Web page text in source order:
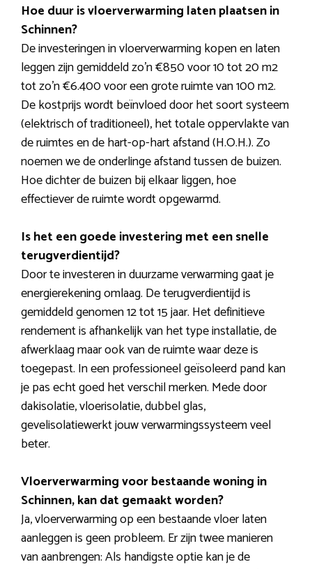
Hoe duur is vloerverwarming laten plaatsen in
Schinnen?
De investeringen in vloerverwarming kopen en laten
leggen zijn gemiddeld zo’n €850 voor 10 tot 20 m2
tot zo’n €6.400 voor een grote ruimte van 100 m2.
De kostprijs wordt beïnvloed door het soort systeem
(elektrisch of traditioneel), het totale oppervlakte van
de ruimtes en de hart-op-hart afstand (H.O.H.). Zo
noemen we de onderlinge afstand tussen de buizen.
Hoe dichter de buizen bij elkaar liggen, hoe
effectiever de ruimte wordt opgewarmd.
Is het een goede investering met een snelle
terugverdientijd?
Door te investeren in duurzame verwarming gaat je
energierekening omlaag. De terugverdientijd is
gemiddeld genomen 12 tot 15 jaar. Het definitieve
rendement is afhankelijk van het type installatie, de
afwerklaag maar ook van de ruimte waar deze is
toegepast. In een professioneel geïsoleerd pand kan
je pas echt goed het verschil merken. Mede door
dakisolatie, vloerisolatie, dubbel glas,
gevelisolatiewerkt jouw verwarmingssysteem veel
beter.
Vloerverwarming voor bestaande woning in
Schinnen, kan dat gemaakt worden?
Ja, vloerverwarming op een bestaande vloer laten
aanleggen is geen probleem. Er zijn twee manieren
van aanbrengen: Als handigste optie kan je de